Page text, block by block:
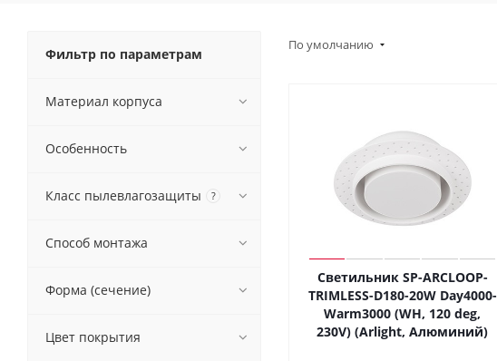
По умолчанию
Светильник SP-ARCLOOP-
TRIMLESS-D180-20W Day4000-
Warm3000 (WH, 120 deg,
230V) (Arlight, Алюминий)
Фильтр по параметрам
Материал корпуса
Особенность
Класс пылевлагозащиты ?
Способ монтажа
Форма (сечение)
Цвет покрытия